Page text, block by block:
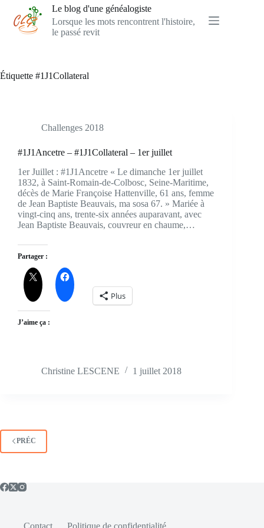
contenu
Le blog d'une généalogiste
Lorsque les mots rencontrent l'histoire,
le passé revit
Étiquette #1J1Collateral
Challenges 2018
#1J1Ancetre – #1J1Collateral – 1er juillet
1er Juillet : #1J1Ancetre « Le dimanche 1er juillet
1832, à Saint-Romain-de-Colbosc, Seine-Maritime,
décès de Marie Françoise Hattenville, 61 ans, femme
de Jean Baptiste Beauvais, ma sosa 67. » Mariée à
vingt-cinq ans, trente-six années auparavant, avec
Jean Baptiste Beauvais, couvreur en chaume,…
Partager :
Plus
J’aime ça :
Christine LESCENE 1 juillet 2018
PRÉC
Contact Politique de confidentialité